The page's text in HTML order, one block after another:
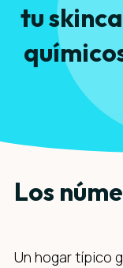
tu
Los
Un hogar típico